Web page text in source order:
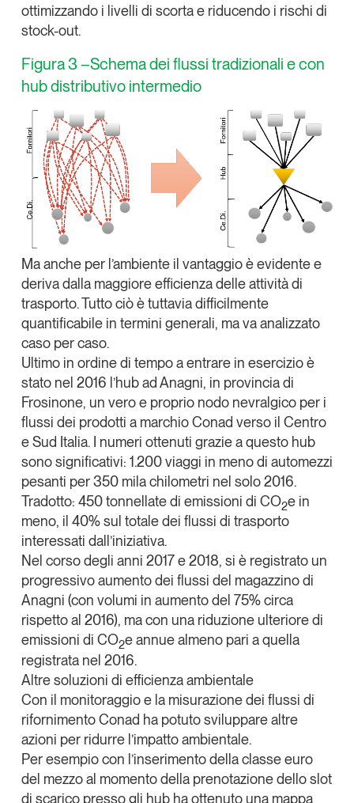
ottimizzando i livelli di scorta e riducendo i rischi di
stock-out.
Figura 3 –Schema dei flussi tradizionali e con
hub distributivo intermedio
Ma anche per l’ambiente il vantaggio è evidente e
deriva dalla maggiore efficienza delle attività di
trasporto. Tutto ciò è tuttavia difficilmente
quantificabile in termini generali, ma va analizzato
caso per caso.
Ultimo in ordine di tempo a entrare in esercizio è
stato nel 2016 l’hub ad Anagni, in provincia di
Frosinone, un vero e proprio nodo nevralgico per i
flussi dei prodotti a marchio Conad verso il Centro
e Sud Italia. I numeri ottenuti grazie a questo hub
sono significativi: 1.200 viaggi in meno di automezzi
pesanti per 350 mila chilometri nel solo 2016.
Tradotto: 450 tonnellate di emissioni di CO2e in
meno, il 40% sul totale dei flussi di trasporto
interessati dall’iniziativa.
Nel corso degli anni 2017 e 2018, si è registrato un
progressivo aumento dei flussi del magazzino di
Anagni (con volumi in aumento del 75% circa
rispetto al 2016), ma con una riduzione ulteriore di
emissioni di CO2e annue almeno pari a quella
registrata nel 2016.
Altre soluzioni di efficienza ambientale
Con il monitoraggio e la misurazione dei flussi di
rifornimento Conad ha potuto sviluppare altre
azioni per ridurre l’impatto ambientale.
Per esempio con l’inserimento della classe euro
del mezzo al momento della prenotazione dello slot
di scarico presso gli hub ha ottenuto una mappa